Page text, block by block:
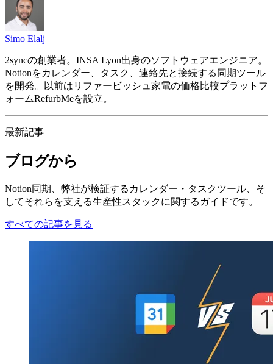
Simo Elalj
2syncの創業者。INSA Lyon出身のソフトウェアエンジニア。
Notionをカレンダー、タスク、連絡先と接続する同期ツール
を開発。以前はリファービッシュ家電の価格比較プラットフ
ォームRefurbMeを設立。
最新記事
ブログから
Notion同期、弊社が検証するカレンダー・タスクツール、そ
してそれらを支える生産性スタックに関するガイドです。
すべての記事を見る